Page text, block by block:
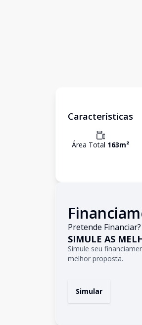
Características
Área Total 163m²
Pretende Financiar?
SIMULE AS
Simule seu
melhor proposta.
Simular